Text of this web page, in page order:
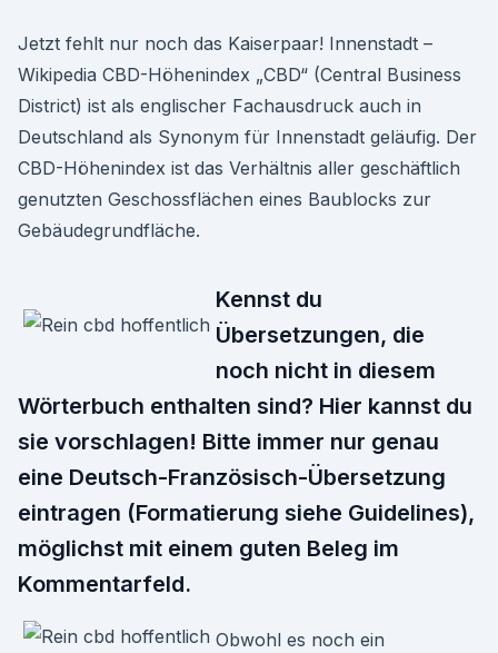
Jetzt fehlt nur noch das Kaiserpaar! Innenstadt –
Wikipedia CBD-Höhenindex „CBD“ (Central Business
District) ist als englischer Fachausdruck auch in
Deutschland als Synonym für Innenstadt geläufig. Der
CBD-Höhenindex ist das Verhältnis aller geschäftlich
genutzten Geschossflächen eines Baublocks zur
Gebäudegrundfläche.
Kennst du
Übersetzungen, die
noch nicht in diesem
Wörterbuch enthalten sind? Hier kannst du
sie vorschlagen! Bitte immer nur genau
eine Deutsch-Französisch-Übersetzung
eintragen (Formatierung siehe Guidelines),
möglichst mit einem guten Beleg im
Kommentarfeld.
Obwohl es noch ein